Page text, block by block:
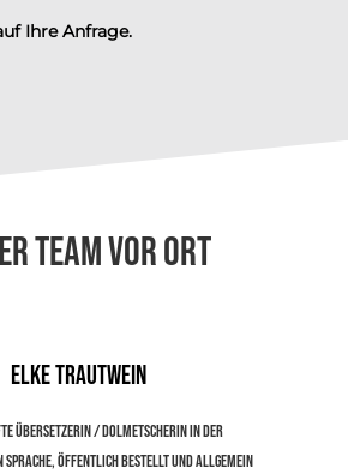
Ihre Anfrage.
Team vor Ort
Elke Trautwein
Übersetzerin / Dolmetscherin in der
Sprache, öffentlich bestellt und allgemein